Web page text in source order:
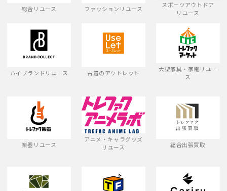
総合リユース ファッションリユース
スポーツアウトドア
リユース
ハイブランドリユース 古着のアウトレット
大型家具・家電リユー
ス
楽器リユース
アニメ・キャラグッズ
リユース
総合出張買取